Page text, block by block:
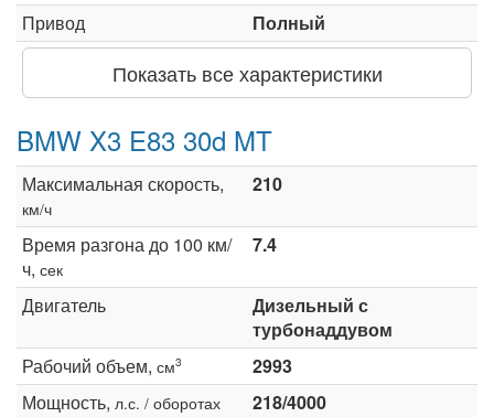
Привод
Полный
Показать все характеристики
BMW X3 E83 30d MT
Максимальная скорость,
км/ч
210
Время разгона до 100 км/
ч, сек
7.4
Двигатель
Дизельный с
турбонаддувом
Рабочий объем, см3
2993
Мощность, л.с. / оборотах
218/4000